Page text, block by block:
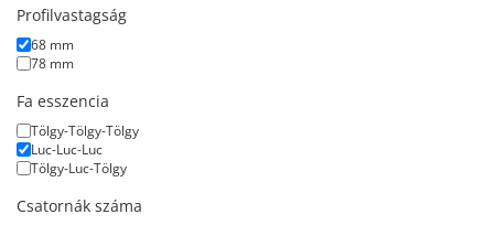
Profilvastagság
68 mm
78 mm
Fa esszencia
Tölgy-Tölgy-Tölgy
Luc-Luc-Luc
Tölgy-Luc-Tölgy
Csatornák száma